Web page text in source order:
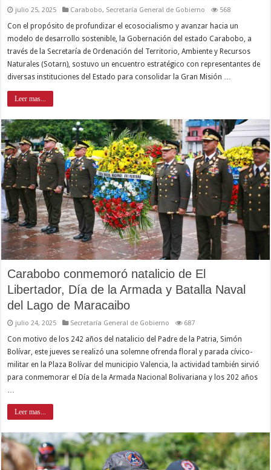
julio 25, 2025 Carabobo, Secretaría General de Gobierno 568
Con el propósito de profundizar el ecosocialismo y avanzar hacia un
modelo de desarrollo sostenible, la Gobernación del estado Carabobo, a
través de la Secretaría de Ordenación del Territorio, Ambiente y Recursos
Naturales (Sotarn), sostuvo un encuentro estratégico con representantes de
diversas instituciones del Estado para consolidar la Gran Misión …
Leer mas...
Carabobo conmemoró natalicio de El
Libertador, Día de la Armada y Batalla Naval
del Lago de Maracaibo
julio 24, 2025 Secretaría General de Gobierno 687
Con motivo de los 242 años del natalicio del Padre de la Patria, Simón
Bolívar, este jueves se realizó una solemne ofrenda floral y parada cívico-
militar en la Plaza Bolívar del municipio Valencia, la actividad también sirvió
para conmemorar el Día de la Armada Nacional Bolivariana y los 202 años
…
Leer mas...